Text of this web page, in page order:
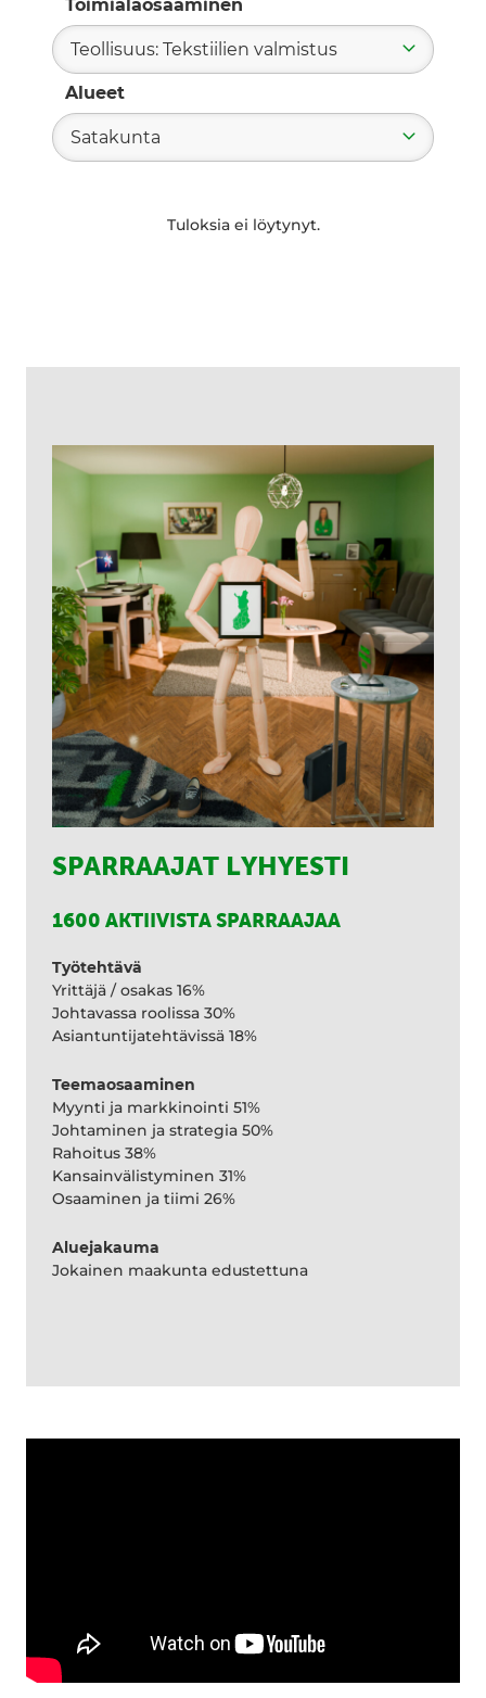
Toimialaosaaminen
Teollisuus: Tekstiilien valmistus
Alueet
Satakunta
Tuloksia ei löytynyt.
SPARRAAJAT LYHYESTI
1600 AKTIIVISTA SPARRAAJAA
Työtehtävä
Yrittäjä / osakas 16%
Johtavassa roolissa 30%
Asiantuntijatehtävissä 18%
Teemaosaaminen
Myynti ja markkinointi 51%
Johtaminen ja strategia 50%
Rahoitus 38%
Kansainvälistyminen 31%
Osaaminen ja tiimi 26%
Aluejakauma
Jokainen maakunta edustettuna